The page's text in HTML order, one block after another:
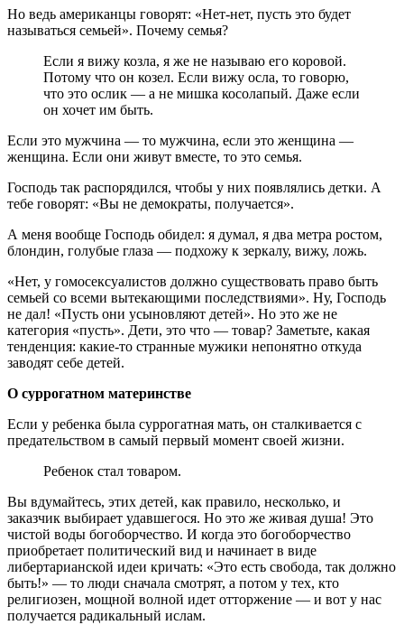
Но ведь американцы говорят: «Нет-нет, пусть это будет
называться семьей». Почему семья?
Если я вижу козла, я же не называю его коровой.
Потому что он козел. Если вижу осла, то говорю,
что это ослик — а не мишка косолапый. Даже если
он хочет им быть.
Если это мужчина — то мужчина, если это женщина —
женщина. Если они живут вместе, то это семья.
Господь так распорядился, чтобы у них появлялись детки. А
тебе говорят: «Вы не демократы, получается».
А меня вообще Господь обидел: я думал, я два метра ростом,
блондин, голубые глаза — подхожу к зеркалу, вижу, ложь.
«Нет, у гомосексуалистов должно существовать право быть
семьей со всеми вытекающими последствиями». Ну, Господь
не дал! «Пусть они усыновляют детей». Но это же не
категория «пусть». Дети, это что — товар? Заметьте, какая
тенденция: какие-то странные мужики непонятно откуда
заводят себе детей.
О суррогатном материнстве
Если у ребенка была суррогатная мать, он сталкивается с
предательством в самый первый момент своей жизни.
Ребенок стал товаром.
Вы вдумайтесь, этих детей, как правило, несколько, и
заказчик выбирает удавшегося. Но это же живая душа! Это
чистой воды богоборчество. И когда это богоборчество
приобретает политический вид и начинает в виде
либертарианской идеи кричать: «Это есть свобода, так должно
быть!» — то люди сначала смотрят, а потом у тех, кто
религиозен, мощной волной идет отторжение — и вот у нас
получается радикальный ислам.